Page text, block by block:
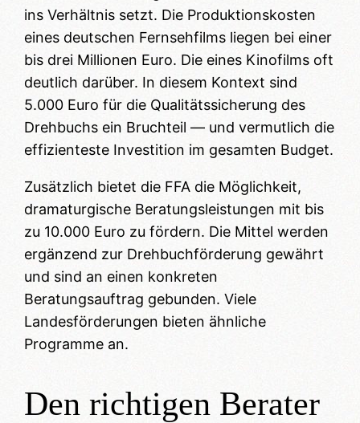
ins Verhältnis setzt. Die Produktionskosten
eines deutschen Fernsehfilms liegen bei einer
bis drei Millionen Euro. Die eines Kinofilms oft
deutlich darüber. In diesem Kontext sind
5.000 Euro für die Qualitätssicherung des
Drehbuchs ein Bruchteil — und vermutlich die
effizienteste Investition im gesamten Budget.
Zusätzlich bietet die FFA die Möglichkeit,
dramaturgische Beratungsleistungen mit bis
zu 10.000 Euro zu fördern. Die Mittel werden
ergänzend zur Drehbuchförderung gewährt
und sind an einen konkreten
Beratungsauftrag gebunden. Viele
Landesförderungen bieten ähnliche
Programme an.
Den richtigen Berater